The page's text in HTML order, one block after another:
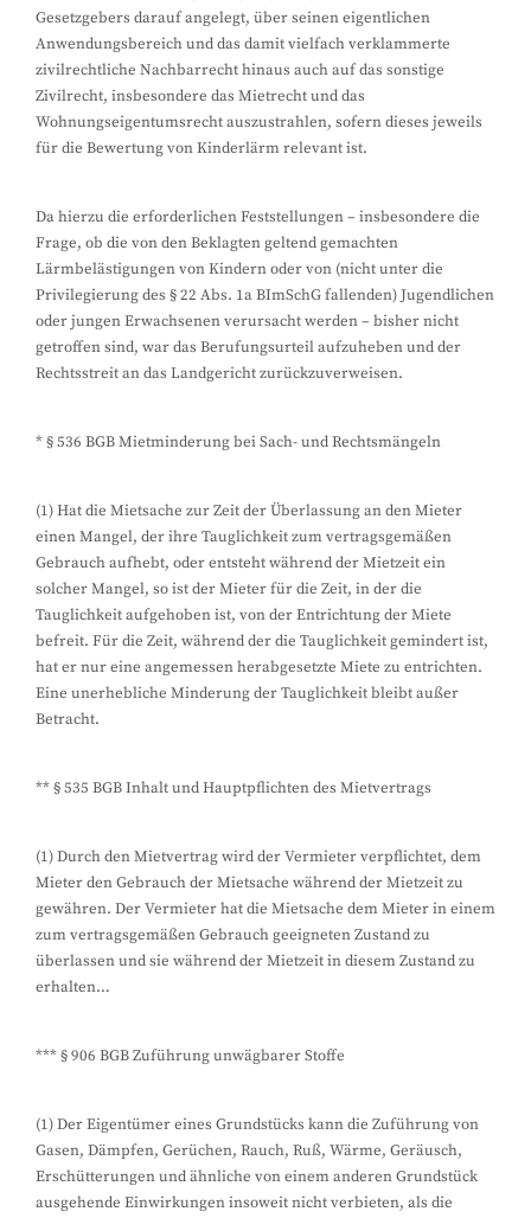
Gesetzgebers darauf angelegt, über seinen eigentlichen
Anwendungsbereich und das damit vielfach verklammerte
zivilrechtliche Nachbarrecht hinaus auch auf das sonstige
Zivilrecht, insbesondere das Mietrecht und das
Wohnungseigentumsrecht auszustrahlen, sofern dieses jeweils
für die Bewertung von Kinderlärm relevant ist.
Da hierzu die erforderlichen Feststellungen – insbesondere die
Frage, ob die von den Beklagten geltend gemachten
Lärmbelästigungen von Kindern oder von (nicht unter die
Privilegierung des § 22 Abs. 1a BImSchG fallenden) Jugendlichen
oder jungen Erwachsenen verursacht werden – bisher nicht
getroffen sind, war das Berufungsurteil aufzuheben und der
Rechtsstreit an das Landgericht zurückzuverweisen.
* § 536 BGB Mietminderung bei Sach- und Rechtsmängeln
(1) Hat die Mietsache zur Zeit der Überlassung an den Mieter
einen Mangel, der ihre Tauglichkeit zum vertragsgemäßen
Gebrauch aufhebt, oder entsteht während der Mietzeit ein
solcher Mangel, so ist der Mieter für die Zeit, in der die
Tauglichkeit aufgehoben ist, von der Entrichtung der Miete
befreit. Für die Zeit, während der die Tauglichkeit gemindert ist,
hat er nur eine angemessen herabgesetzte Miete zu entrichten.
Eine unerhebliche Minderung der Tauglichkeit bleibt außer
Betracht.
** § 535 BGB Inhalt und Hauptpflichten des Mietvertrags
(1) Durch den Mietvertrag wird der Vermieter verpflichtet, dem
Mieter den Gebrauch der Mietsache während der Mietzeit zu
gewähren. Der Vermieter hat die Mietsache dem Mieter in einem
zum vertragsgemäßen Gebrauch geeigneten Zustand zu
überlassen und sie während der Mietzeit in diesem Zustand zu
erhalten…
*** § 906 BGB Zuführung unwägbarer Stoffe
(1) Der Eigentümer eines Grundstücks kann die Zuführung von
Gasen, Dämpfen, Gerüchen, Rauch, Ruß, Wärme, Geräusch,
Erschütterungen und ähnliche von einem anderen Grundstück
ausgehende Einwirkungen insoweit nicht verbieten, als die